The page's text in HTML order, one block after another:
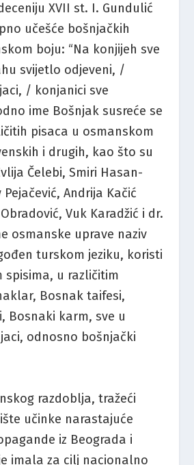
XVII st. I. Gundulić
učešće bošnjačkih
boju: “Na konjijeh sve
svijetlo odjeveni, /
/ konjanici sve
ime Bošnjak susreće se
pisaca u osmanskom
i drugih, kao što su
Čelebi, Smiri Hasan-
Andrija Kačić
Vuk Karadžić i dr.
osmanske uprave naziv
turskom jeziku, koristi
spisima, u različitim
Bosnak taifesi,
Bosnaki karm, sve u
odnosno bošnjački
razdoblja, tražeći
učinke narastajuće
iz Beograda i
imala za cilj nacionalno